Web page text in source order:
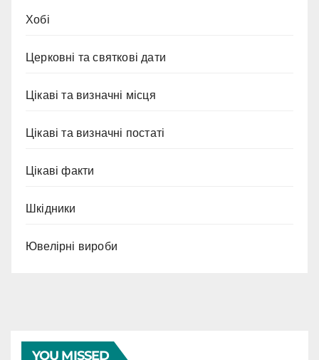
Хобі
Церковні та святкові дати
Цікаві та визначні місця
Цікаві та визначні постаті
Цікаві факти
Шкідники
Ювелірні вироби
YOU MISSED